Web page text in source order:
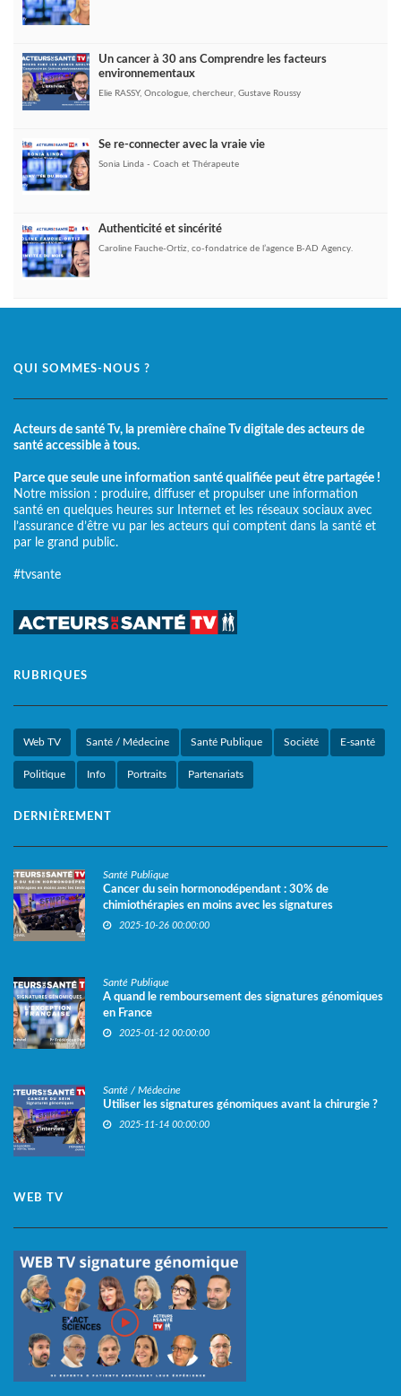
Un cancer à 30 ans Comprendre les facteurs
environnementaux
Elie RASSY, Oncologue, chercheur, Gustave Roussy
Se re-connecter avec la vraie vie
Sonia Linda - Coach et Thérapeute
Authenticité et sincérité
Caroline Fauche-Ortiz, co-fondatrice de l’agence B-AD Agency.
QUI SOMMES-NOUS ?
Acteurs de santé Tv, la première chaîne Tv digitale des acteurs de
santé accessible à tous.
Parce que seule une information santé qualifiée peut être partagée !
Notre mission : produire, diffuser et propulser une information
santé en quelques heures sur Internet et les réseaux sociaux avec
l’assurance d’être vu par les acteurs qui comptent dans la santé et
par le grand public.
#tvsante
RUBRIQUES
Web TV Santé / Médecine Santé Publique Société E-santé
Politique Info Portraits Partenariats
DERNIÈREMENT
Santé Publique
Cancer du sein hormonodépendant : 30% de
chimiothérapies en moins avec les signatures
génomiques
2025-10-26 00:00:00
Santé Publique
A quand le remboursement des signatures génomiques
en France
2025-01-12 00:00:00
Santé / Médecine
Utiliser les signatures génomiques avant la chirurgie ?
2025-11-14 00:00:00
WEB TV